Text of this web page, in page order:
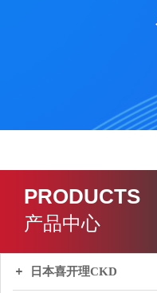
PRODUCTS
产品中心
日本喜开理CKD